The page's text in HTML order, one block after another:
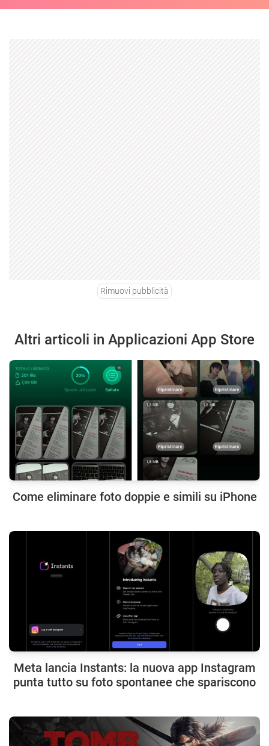
Rimuovi pubblicità
Altri articoli in Applicazioni App Store
Come eliminare foto doppie e simili su iPhone
Meta lancia Instants: la nuova app Instagram
punta tutto su foto spontanee che spariscono